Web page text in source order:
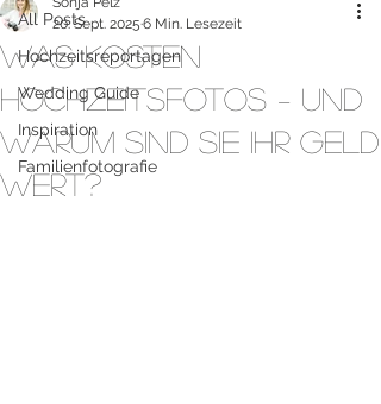
All Posts
Hochzeitsreportagen
Wedding Guide
Inspiration
Familienfotografie
Was kosten
Hochzeitsfotos – und
warum sind sie ihr Geld
wert?
20. Sept. 2025 6 Min. Lesezeit